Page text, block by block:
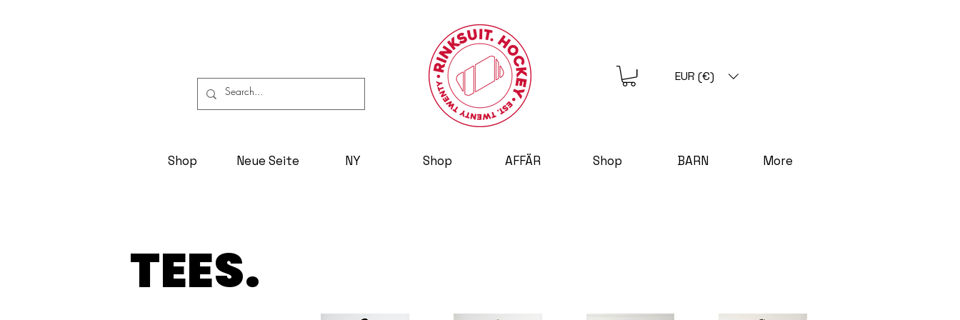
EUR (€)
Shop Neue Seite NY Shop AFFÄR Shop BARN More
TEES.